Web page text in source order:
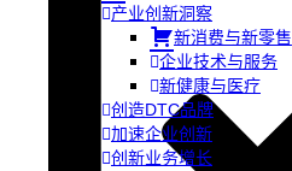
产业创新洞察
新消费与新零售
企业技术与服务
新健康与医疗
创造DTC品牌
加速企业创新
创新业务增长